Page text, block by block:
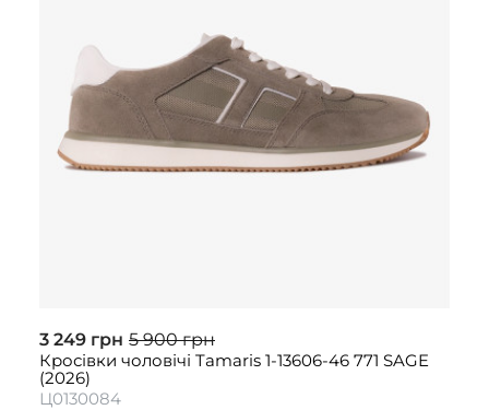
3 249 грн 5 900 грн
Кросівки чоловічі Tamaris 1-13606-46 771 SAGE
(2026)
Ц0130084